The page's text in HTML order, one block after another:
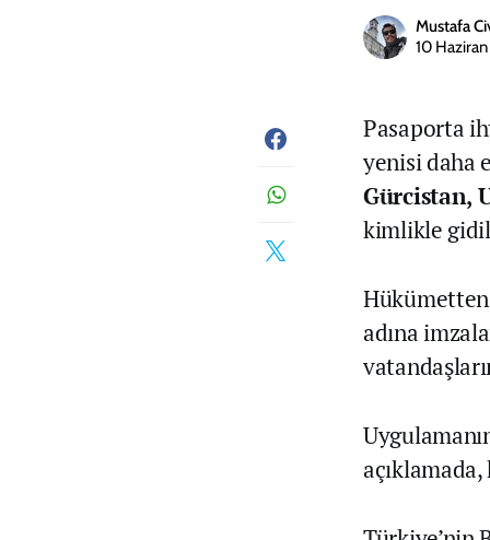
Mustafa
10
Pasaporta
yenisi daha
Gürcistan,
kimlikle
Hükümetten
adına